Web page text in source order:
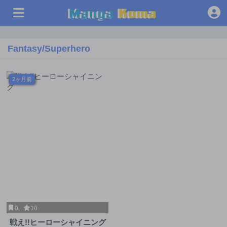
Fantasy/Superhero
2ヶ月前
0 10
戦え!!ヒーローシャイニング